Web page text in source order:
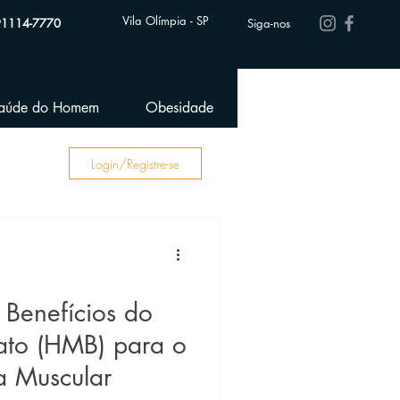
7770 Vila Olímpia - SP Siga-nos
do Homem Obesidade
Login/Registre-se
do
(HMB) para o
Muscular